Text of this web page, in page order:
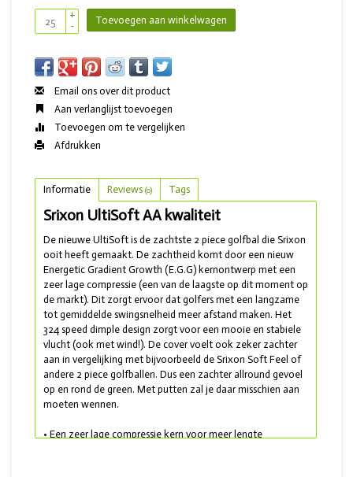
+
-
Toevoegen aan winkelwagen
Email ons over dit product
Aan verlanglijst toevoegen
Toevoegen om te vergelijken
Afdrukken
Informatie Reviews (0) Tags
Srixon UltiSoft AA kwaliteit
De nieuwe UltiSoft is de zachtste 2 piece golfbal die Srixon
ooit heeft gemaakt. De zachtheid komt door een nieuw
Energetic Gradient Growth (E.G.G) kernontwerp met een
zeer lage compressie (een van de laagste op dit moment op
de markt). Dit zorgt ervoor dat golfers met een langzame
tot gemiddelde swingsnelheid meer afstand maken. Het
324 speed dimple design zorgt voor een mooie en stabiele
vlucht (ook met wind!). De cover voelt ook zeker zachter
aan in vergelijking met bijvoorbeeld de Srixon Soft Feel of
andere 2 piece golfballen. Dus een zachter allround gevoel
op en rond de green. Met putten zal je daar misschien aan
moeten wennen.
• Een zeer lage compressie kern voor meer lengte